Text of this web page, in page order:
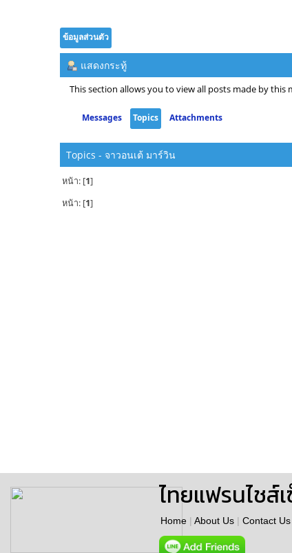
ข้อมูลส่วนตัว
แสดงกระทู้
This section allows you to view all posts made by
Messages Topics Attachments
Topics - จาวอนเต้ มาร์วิน
หน้า: [1]
หน้า: [1]
ไทยแฟรนไชส์
Home | About Us | Contact Us